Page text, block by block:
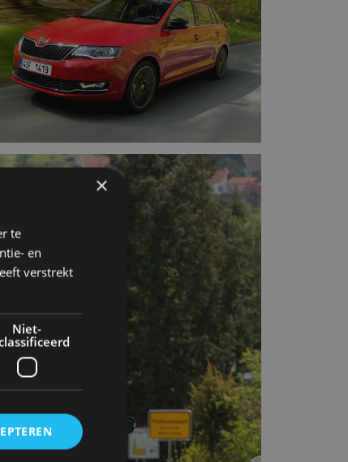
×
te
en
verstrekt
Niet-